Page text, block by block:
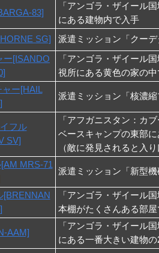
83]
「アンゴラ・ザイール
にある建物内で入手
SG] 派遣ミッション「クー
ー[ISANDO
「アンゴラ・ザイール
視所にある黄色の家の
ー[HAIL
派遣ミッション「核濃
フル
SV]
「アフガニスタン：カ
ベースキャンプの東部
（敵に発見されると入
MRS-71
派遣ミッション「新型
[BRENNAN
「アンゴラ・ザイール
本棚がたくさんある部
AAM]
「アンゴラ・ザイール
にある一番大きい建物